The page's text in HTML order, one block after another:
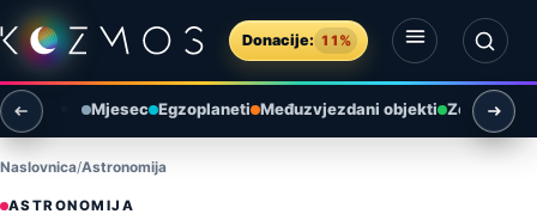
Preskoči na sadržaj
Donacije: 11%
Otvori izbornik
Otvori pretragu
Mjesec Egzoplaneti Međuzvjezdani objekti Zemlja i
Naslovnica Astronomija
ASTRONOMIJA